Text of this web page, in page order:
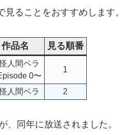
ることをおすすめします。
作品名 見る順番
人間ベラ
0〜
1
人間ベラ 2
、同年に放送されました。